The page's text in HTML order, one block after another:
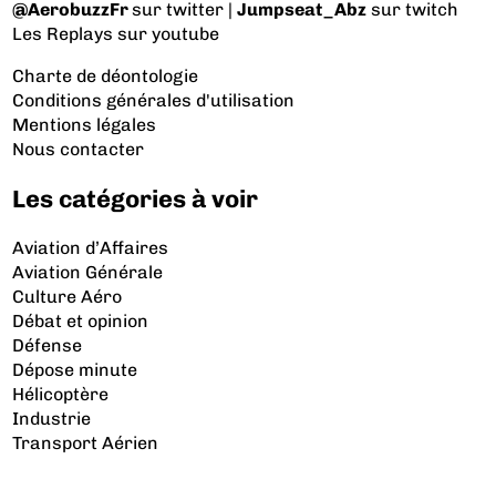
@AerobuzzFrsur twitter |Jumpseat_Abz sur twitch
Les Replays sur youtube
Charte de déontologie
Conditions générales d'utilisation
Mentions légales
Nous contacter
Les catégories à voir
Aviation d’Affaires
Aviation Générale
Culture Aéro
Débat et opinion
Défense
Dépose minute
Hélicoptère
Industrie
Transport Aérien